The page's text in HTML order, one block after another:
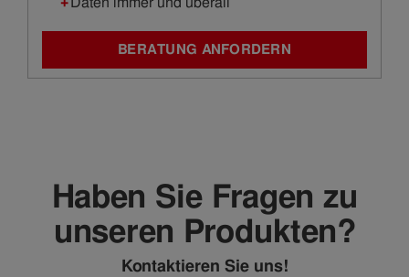
BERATUNG ANFORDERN
Haben Sie Fragen zu
unseren Produkten?
Kontaktieren Sie uns!